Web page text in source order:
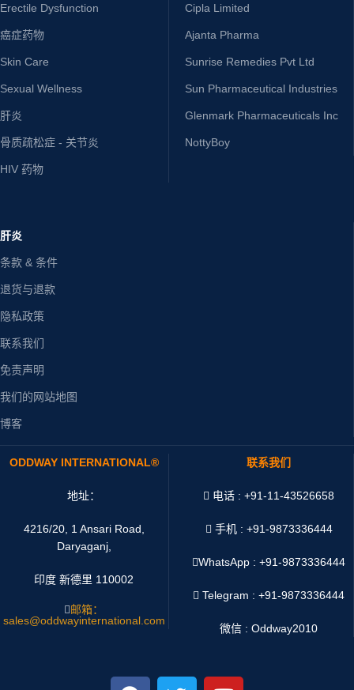
Erectile Dysfunction
癌症药物
Skin Care
Sexual Wellness
肝炎
骨质疏松症 - 关节炎
HIV 药物
Cipla Limited
Ajanta Pharma
Sunrise Remedies Pvt Ltd
Sun Pharmaceutical Industries
Glenmark Pharmaceuticals Inc
NottyBoy
肝炎
条款 & 条件
退货与退款
隐私政策
联系我们
免责声明
我们的网站地图
博客
ODDWAY INTERNATIONAL®
地址：
4216/20, 1 Ansari Road,
Daryaganj,
印度 新德里 110002
邮箱：
sales@oddwayinternational.com
联系我们
电话 : +91-11-43526658
手机 : +91-9873336444
WhatsApp :+91-9873336444
Telegram : +91-9873336444
微信 : Oddway2010